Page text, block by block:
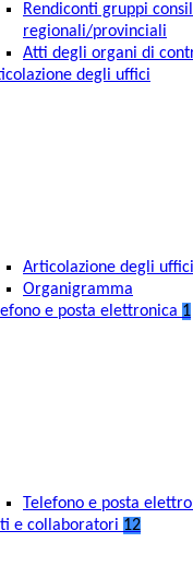
Rendiconti gruppi
regionali/provinciali
Atti degli organi di
degli uffici
Articolazione degli uffici
Organigramma
e posta elettronica 1
Telefono e posta
e collaboratori 12